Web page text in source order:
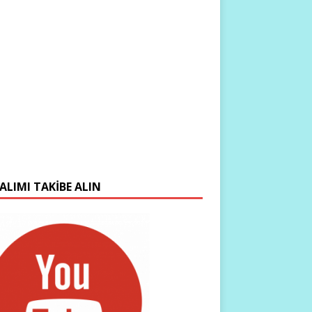
TAKIBE ALIN